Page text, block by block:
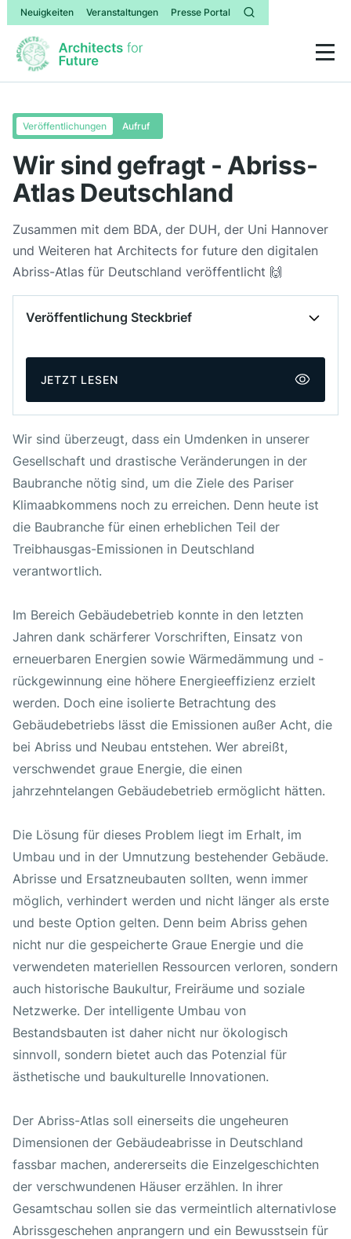
Neuigkeiten Veranstaltungen Presse Portal
Veröffentlichungen Aufruf
Wir sind gefragt - Abriss-
Atlas Deutschland
Zusammen mit dem BDA, der DUH, der Uni Hannover
und Weiteren hat Architects for future den digitalen
Abriss-Atlas für Deutschland veröffentlicht 🙌
Veröffentlichung Steckbrief
Veröffentlicht am 28. September 2023
Autor:innen Architects 4 Future e.V.
Kooperations-Partner:innen
DUH
BDA
Links
OFFIZIELE WEBSITE ABRISS-ATLAS
JETZT LESEN
Wir sind überzeugt, dass ein Umdenken in unserer
Gesellschaft und drastische Veränderungen in der
Baubranche nötig sind, um die Ziele des Pariser
Klimaabkommens noch zu erreichen. Denn heute ist
die Baubranche für einen erheblichen Teil der
Treibhausgas-Emissionen in Deutschland
verantwortlich.
Im Bereich Gebäudebetrieb konnte in den letzten
Jahren dank schärferer Vorschriften, Einsatz von
erneuerbaren Energien sowie Wärmedämmung und -
rückgewinnung eine höhere Energieeffizienz erzielt
werden. Doch eine isolierte Betrachtung des
Gebäudebetriebs lässt die Emissionen außer Acht, die
bei Abriss und Neubau entstehen. Wer abreißt,
verschwendet graue Energie, die einen
jahrzehntelangen Gebäudebetrieb ermöglicht hätten.
Die Lösung für dieses Problem liegt im Erhalt, im
Umbau und in der Umnutzung bestehender Gebäude.
Abrisse und Ersatzneubauten sollten, wenn immer
möglich, verhindert werden und nicht länger als erste
und beste Option gelten. Denn beim Abriss gehen
nicht nur die gespeicherte Graue Energie und die
verwendeten materiellen Ressourcen verloren, sondern
auch historische Baukultur, Freiräume und soziale
Netzwerke. Der intelligente Umbau von
Bestandsbauten ist daher nicht nur ökologisch
sinnvoll, sondern bietet auch das Potenzial für
ästhetische und baukulturelle Innovationen.
Der Abriss-Atlas soll einerseits die ungeheuren
Dimensionen der Gebäudeabrisse in Deutschland
fassbar machen, andererseits die Einzelgeschichten
der verschwundenen Häuser erzählen. In ihrer
Gesamtschau sollen sie das vermeintlich alternativlose
Abrissgeschehen anprangern und ein Bewusstsein für